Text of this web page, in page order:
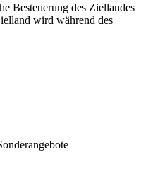
Besteuerung des Ziellandes
wird während des